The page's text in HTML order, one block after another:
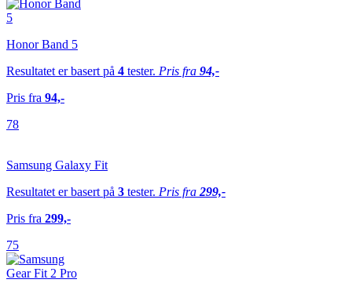
Honor Band 5
Resultatet er basert på 4 tester. Pris fra 94,-
Pris fra 94,-
78
Samsung Galaxy Fit
Resultatet er basert på 3 tester. Pris fra 299,-
Pris fra 299,-
75